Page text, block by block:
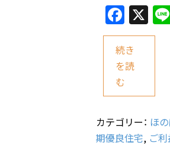
F
a
c
e
b
o
X
続き
を読
む
カテゴリー： ほ
期優良住宅, ご